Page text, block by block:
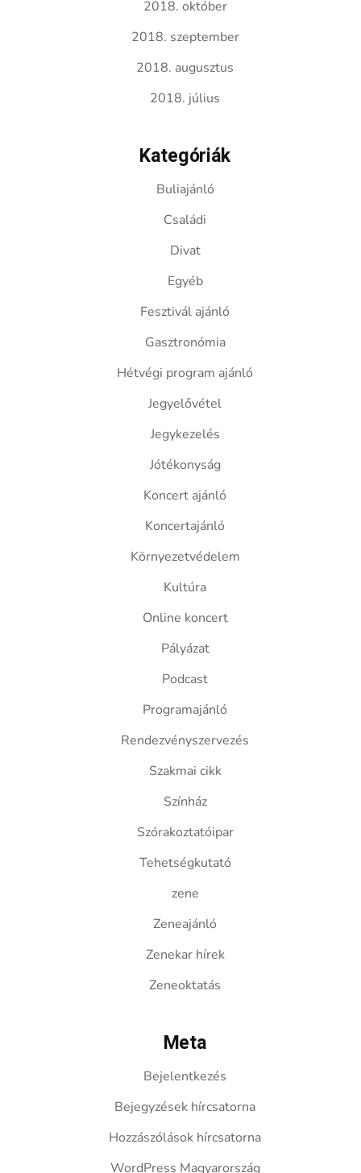
2018. október
2018. szeptember
2018. augusztus
2018. július
Kategóriák
Buliajánló
Családi
Divat
Egyéb
Fesztivál ajánló
Gasztronómia
Hétvégi program ajánló
Jegyelővétel
Jegykezelés
Jótékonyság
Koncert ajánló
Koncertajánló
Környezetvédelem
Kultúra
Online koncert
Pályázat
Podcast
Programajánló
Rendezvényszervezés
Szakmai cikk
Színház
Szórakoztatóipar
Tehetségkutató
zene
Zeneajánló
Zenekar hírek
Zeneoktatás
Meta
Bejelentkezés
Bejegyzések hírcsatorna
Hozzászólások hírcsatorna
WordPress Magyarország